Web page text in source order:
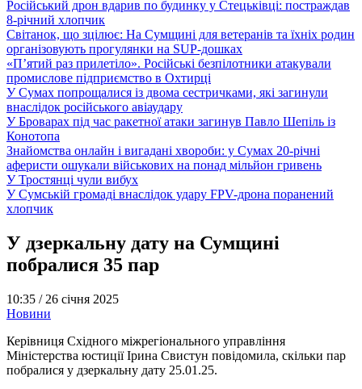
Російський дрон вдарив по будинку у Стецьківці: постраждав
8-річний хлопчик
Світанок, що зцілює: На Сумщині для ветеранів та їхніх родин
організовують прогулянки на SUP-дошках
«П’ятий раз прилетіло». Російські безпілотники атакували
промислове підприємство в Охтирці
У Сумах попрощалися із двома сестричками, які загинули
внаслідок російського авіаудару
У Броварах під час ракетної атаки загинув Павло Шепіль із
Конотопа
Знайомства онлайн і вигадані хвороби: у Сумах 20-річні
аферисти ошукали військових на понад мільйон гривень
У Тростянці чули вибух
У Сумській громаді внаслідок удару FPV-дрона поранений
хлопчик
У дзеркальну дату на Сумщині
побралися 35 пар
10:35 / 26 січня 2025
Новини
Керівниця Східного міжрегіонального управління
Міністерства юстиції Ірина Свистун повідомила, скільки пар
побралися у дзеркальну дату 25.01.25.